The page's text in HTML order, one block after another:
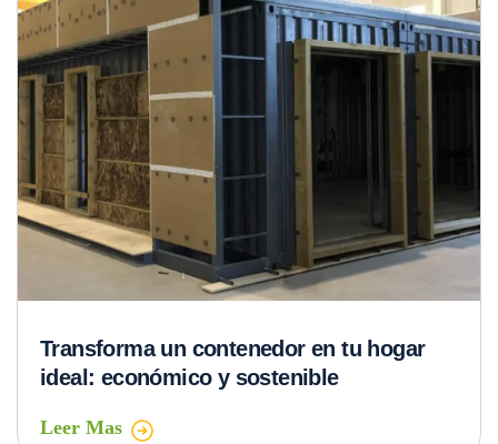
Transforma un contenedor en tu hogar
ideal: económico y sostenible
Leer Mas